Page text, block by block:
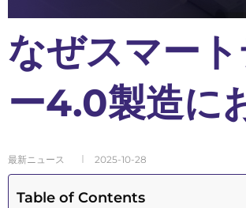
なぜスマー
ー4.0製造に
最新ニュース 2025-10-28
Table of Contents